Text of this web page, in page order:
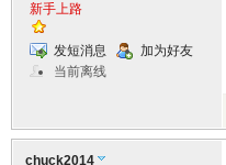
新手上路
发短消息
加为好友
当前离线
chuck2014